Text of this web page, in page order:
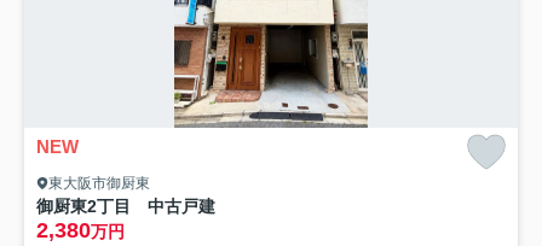
NEW
東大阪市御厨東
御厨東2丁目 中古戸建
2,380万円